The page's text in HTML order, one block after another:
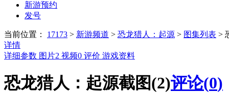
新游预约
发号
当前位置： 17173 > 新游频道 > 恐龙猎人：起源 > 图集列表 >
详情
详细参数 图片2 视频0 评价 游戏资料
恐龙猎人：起源截图(2)评论(0)